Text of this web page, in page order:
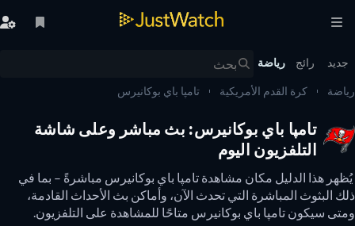
رائج رياضة
كرة القدم الأمريكية تامپا باي بوكانيرس
تامپا باي بوكانيرس: بث مباشر وعلى شاشة
التلفزيون اليوم
يُظهر هذا الدليل مكان مشاهدة تامپا باي بوكانيرس مباشرةً – بما في
ذلك البثوث المباشرة التي تحدث الآن، وأماكن بث الأحداث القادمة،
ومتى سيكون تامپا باي بوكانيرس متاحًا للمشاهدة على التلفزيون.